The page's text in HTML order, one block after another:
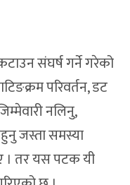
संघर्ष गर्ने गरेको
परिवर्तन, डट
नलिनु,
जस्ता समस्या
। तर यस पटक यी